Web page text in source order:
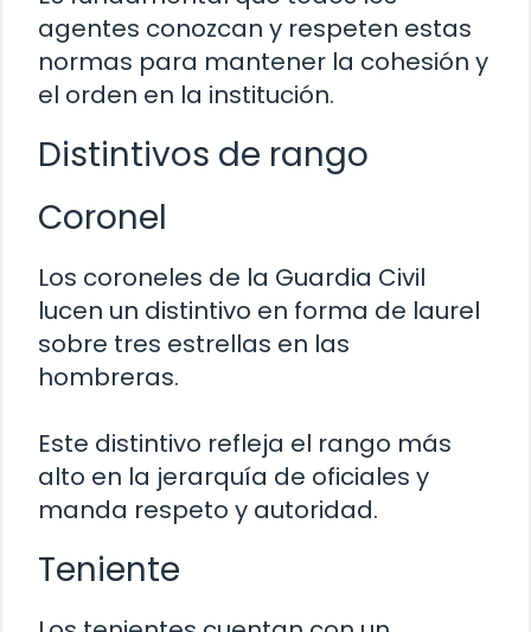
agentes conozcan y respeten estas
normas para mantener la cohesión y
el orden en la institución.
Distintivos de rango
Coronel
Los coroneles de la Guardia Civil
lucen un distintivo en forma de laurel
sobre tres estrellas en las
hombreras.
Este distintivo refleja el rango más
alto en la jerarquía de oficiales y
manda respeto y autoridad.
Teniente